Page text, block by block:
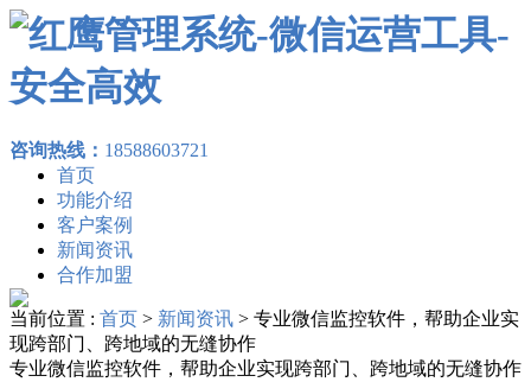
咨询热线： 18588603721
首页
功能介绍
客户案例
新闻资讯
合作加盟
当前位置 : 首页 > 新闻资讯 > 专业微信监控软件，帮助企业实
现跨部门、跨地域的无缝协作
专业微信监控软件，帮助企业实现跨部门、跨地域的无缝协作